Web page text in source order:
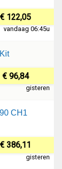
€ 122,05
vandaag 06:45u
€ 96,84
gisteren
CH1
€ 386,11
gisteren